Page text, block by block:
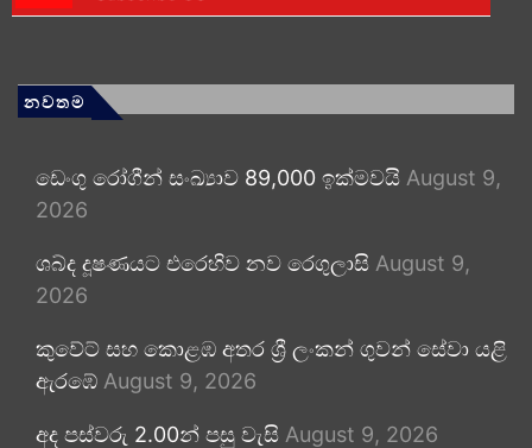
නවතම
ඩෙංගු රෝගීන් සංඛ්‍යාව 89,000 ඉක්මවයි August 9,
2026
ශබ්ද දූෂණයට එරෙහිව නව රෙගුලාසි August 9,
2026
කුවේට් සහ කොළඹ අතර ශ්‍රී ලංකන් ගුවන් සේවා යළි
ඇරඹේ August 9, 2026
අද පස්වරු 2.00න් පසු වැසි August 9, 2026